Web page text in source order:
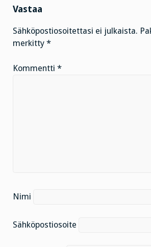
Vastaa
Sähköpostiosoitettasi ei julkaista.
merkitty *
Kommentti *
Nimi
Sähköpostiosoite